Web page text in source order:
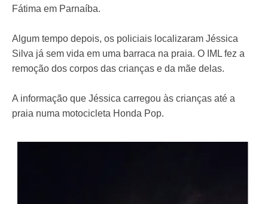
Fátima em Parnaíba.
Algum tempo depois, os policiais localizaram Jéssica
Silva já sem vida em uma barraca na praia. O IML fez a
remoção dos corpos das crianças e da mãe delas.
A informação que Jéssica carregou às crianças até a
praia numa motocicleta Honda Pop.